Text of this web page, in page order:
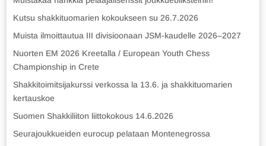
Kutsu shakkituomarien kokoukseen su 26.7.2026
Muista ilmoittautua III divisioonaan JSM-kaudelle 2026–2027
Nuorten EM 2026 Kreetalla / European Youth Chess
Championship in Crete
Shakkitoimitsijakurssi verkossa la 13.6. ja shakkituomarien
kertauskoe
Suomen Shakkiliiton liittokokous 14.6.2026
Seurajoukkueiden eurocup pelataan Montenegrossa